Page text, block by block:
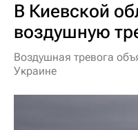
В Киевской
воздушную
Воздушная тревога
Украине